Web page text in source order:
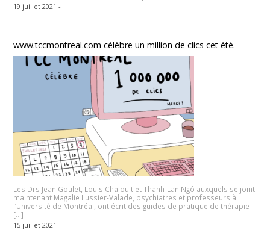
19 juillet 2021 -
www.tccmontreal.com célèbre un million de clics cet été.
Les Drs Jean Goulet, Louis Chaloult et Thanh-Lan Ngô auxquels se joint
maintenant Magalie Lussier-Valade, psychiatres et professeurs à
l’Université de Montréal, ont écrit des guides de pratique de thérapie
[…]
15 juillet 2021 -